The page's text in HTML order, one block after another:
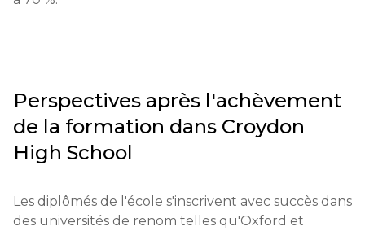
Conditions financières : une confirmation des fonds
pour le paiement des frais de scolarité est
obligatoire.
Dates limites de candidature : généralement de
septembre à décembre de l'année en cours.
Perspectives après l'achèvement
de la formation dans Croydon
High School
Les diplômés de l'école s'inscrivent avec succès dans
des universités de renom telles qu'Oxford et